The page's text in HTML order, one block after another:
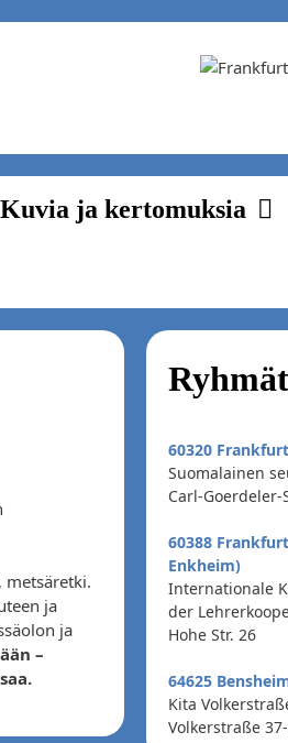
Kuvia ja kertomuksia
metsäretki.
ja
ja
–
Ryhmät
60320
Suomalainen
Carl-Goerdeler-
60388
Enkheim)
Internationale
der
Hohe Str. 26
64625
Kita
Volkerstraße